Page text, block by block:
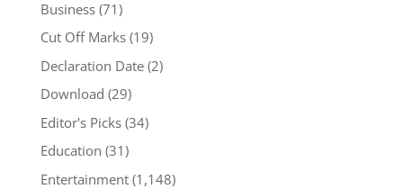
Business(71)
Cut Off Marks(19)
Declaration Date(2)
Download (29)
Editor's Picks(34)
Education (31)
Entertainment(1,148)